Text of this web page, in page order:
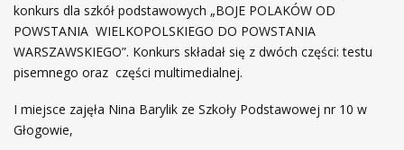
konkurs dla szkół podstawowych „BOJE POLAKÓW OD
POWSTANIA WIELKOPOLSKIEGO DO POWSTANIA
WARSZAWSKIEGO”. Konkurs składał się z dwóch części: testu
pisemnego oraz części multimedialnej.
I miejsce zajęła Nina Barylik ze Szkoły Podstawowej nr 10 w
Głogowie,